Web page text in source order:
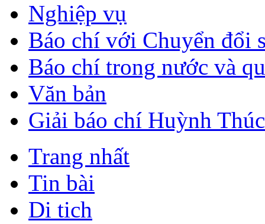
Nghiệp vụ
Báo chí với Chuyển đổi
Báo chí trong nước và
Văn bản
Giải báo chí Huỳnh
Trang nhất
Tin bài
Di tich